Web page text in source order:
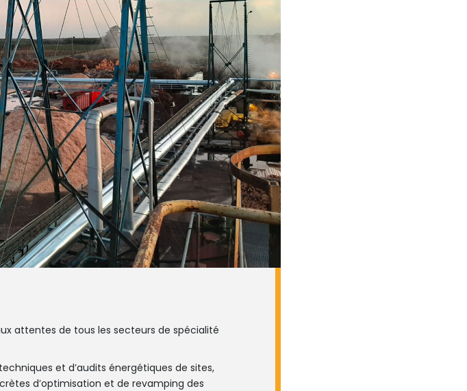
attentes de tous les secteurs de spécialité
et d’audits énergétiques de sites,
d’optimisation et de revamping des